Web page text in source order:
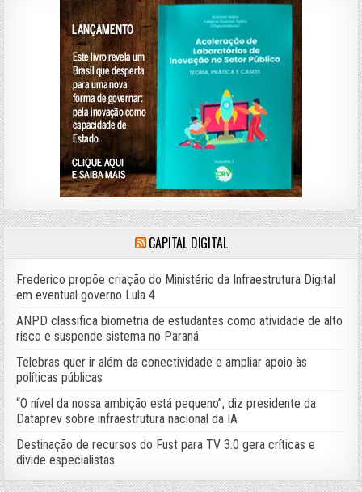
CAPITAL DIGITAL
Frederico propõe criação do Ministério da Infraestrutura Digital
em eventual governo Lula 4
ANPD classifica biometria de estudantes como atividade de alto
risco e suspende sistema no Paraná
Telebras quer ir além da conectividade e ampliar apoio às
políticas públicas
“O nível da nossa ambição está pequeno”, diz presidente da
Dataprev sobre infraestrutura nacional da IA
Destinação de recursos do Fust para TV 3.0 gera críticas e
divide especialistas